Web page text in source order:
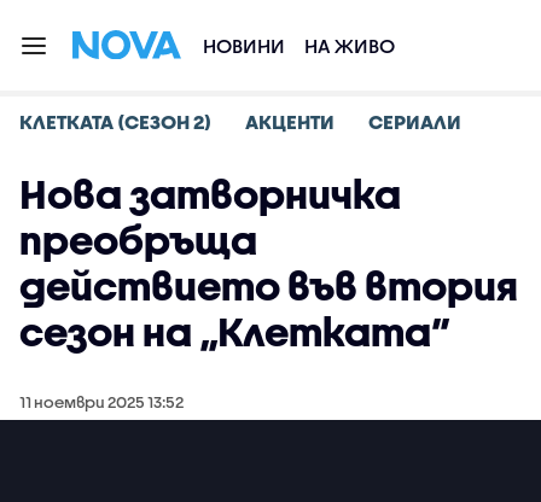
НОВИНИ НА ЖИВО
КЛЕТКАТА (СЕЗОН 2) АКЦЕНТИ СЕРИАЛИ
Нова затворничка
преобръща
действието във втория
сезон на „Клетката”
11 ноември 2025 13:52